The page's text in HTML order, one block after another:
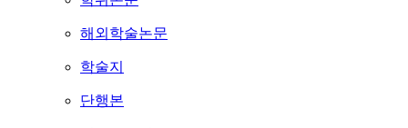
해외학술논문
학술지
단행본